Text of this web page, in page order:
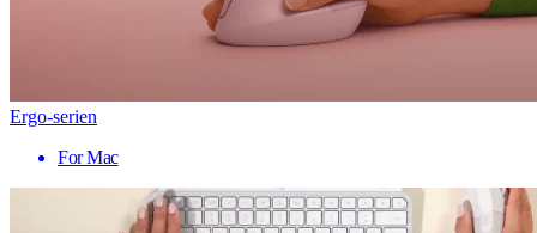
Ergo-serien
For Mac